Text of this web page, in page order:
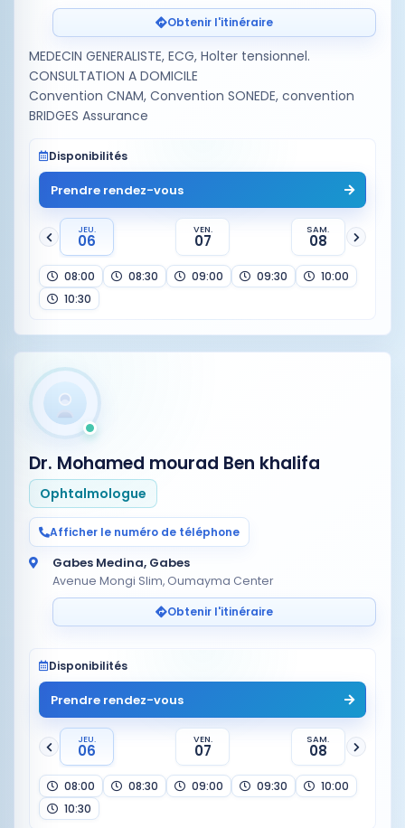
Obtenir l'itinéraire
MEDECIN GENERALISTE, ECG, Holter tensionnel.
CONSULTATION A DOMICILE
Convention CNAM, Convention SONEDE, convention
BRIDGES Assurance
Disponibilités
Prendre rendez-vous
JEU.
06
VEN.
07
SAM.
08
08:00 08:30 09:00 09:30
10:00
10:30
Dr. Mohamed mourad Ben khalifa
Ophtalmologue
Afficher le numéro de téléphone
Gabes Medina, Gabes
Avenue Mongi Slim, Oumayma Center
Obtenir l'itinéraire
Disponibilités
Prendre rendez-vous
JEU.
06
VEN.
07
SAM.
08
08:00 08:30 09:00 09:30
10:00
10:30